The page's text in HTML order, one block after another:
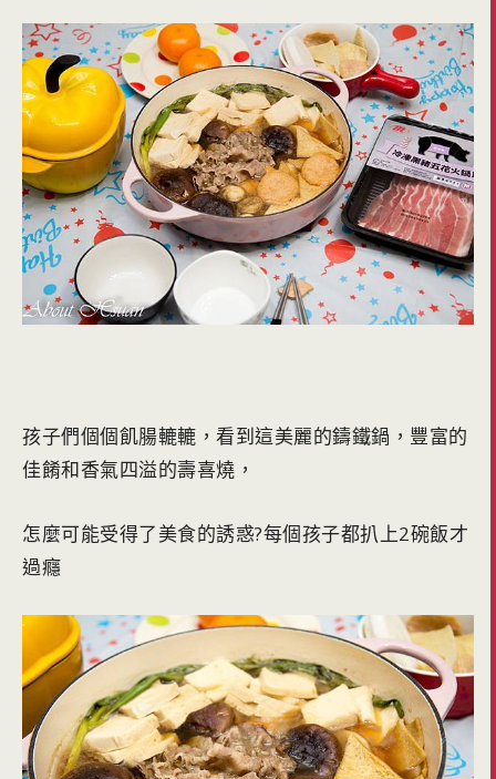
孩子們個個飢腸轆轆，看到這美麗的鑄鐵鍋，豐富的
佳餚和香氣四溢的壽喜燒，
怎麼可能受得了美食的誘惑?每個孩子都扒上2碗飯才
過癮